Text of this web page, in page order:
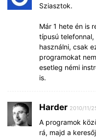
Sziasztok.
Már 1 hete én is
típusú
használni, csak
programokat
esetleg némi
is.
Harder 2010/11/
A programok
rá, majd a